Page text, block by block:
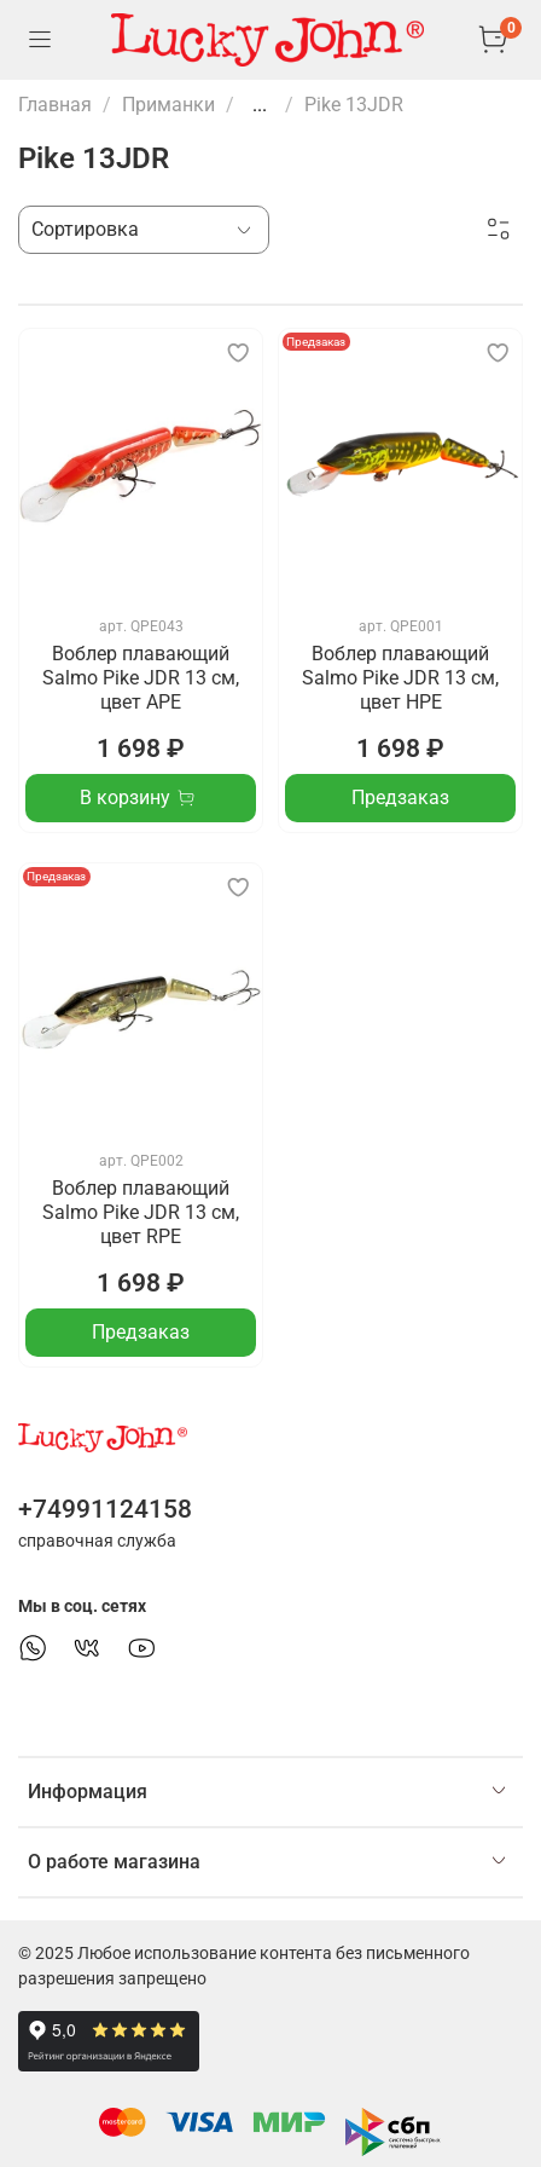
0
Главная Приманки ... Pike 13JDR
Pike 13JDR
арт. QPE043
Воблер плавающий
Salmo Pike JDR 13 см,
цвет APE
1 698 ₽
В корзину
Предзаказ
арт. QPE001
Воблер плавающий
Salmo Pike JDR 13 см,
цвет HPE
1 698 ₽
Предзаказ
Предзаказ
арт. QPE002
Воблер плавающий
Salmo Pike JDR 13 см,
цвет RPE
1 698 ₽
Предзаказ
Информация
О работе магазина
+74991124158
справочная служба
Мы в соц. сетях
© 2025 Любое использование контента без письменного
разрешения запрещено